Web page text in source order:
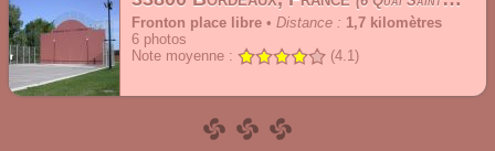
Fronton place libre • Distance : 1,7 kilomètres
6 photos
Note moyenne :
(4.1)